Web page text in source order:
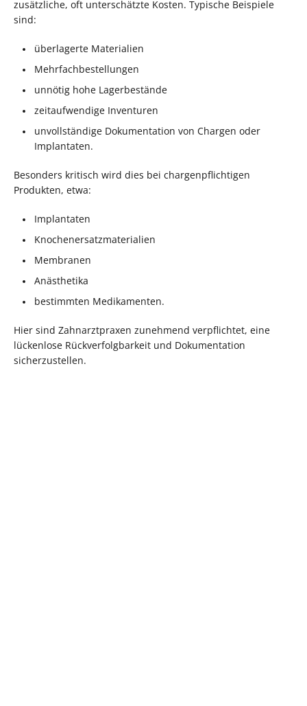
zusätzliche, oft unterschätzte Kosten. Typische Beispiele
sind:
überlagerte Materialien
Mehrfachbestellungen
unnötig hohe Lagerbestände
zeitaufwendige Inventuren
unvollständige Dokumentation von Chargen oder
Implantaten.
Besonders kritisch wird dies bei chargenpflichtigen
Produkten, etwa:
Implantaten
Knochenersatzmaterialien
Membranen
Anästhetika
bestimmten Medikamenten.
Hier sind Zahnarztpraxen zunehmend verpflichtet, eine
lückenlose Rückverfolgbarkeit und Dokumentation
sicherzustellen.